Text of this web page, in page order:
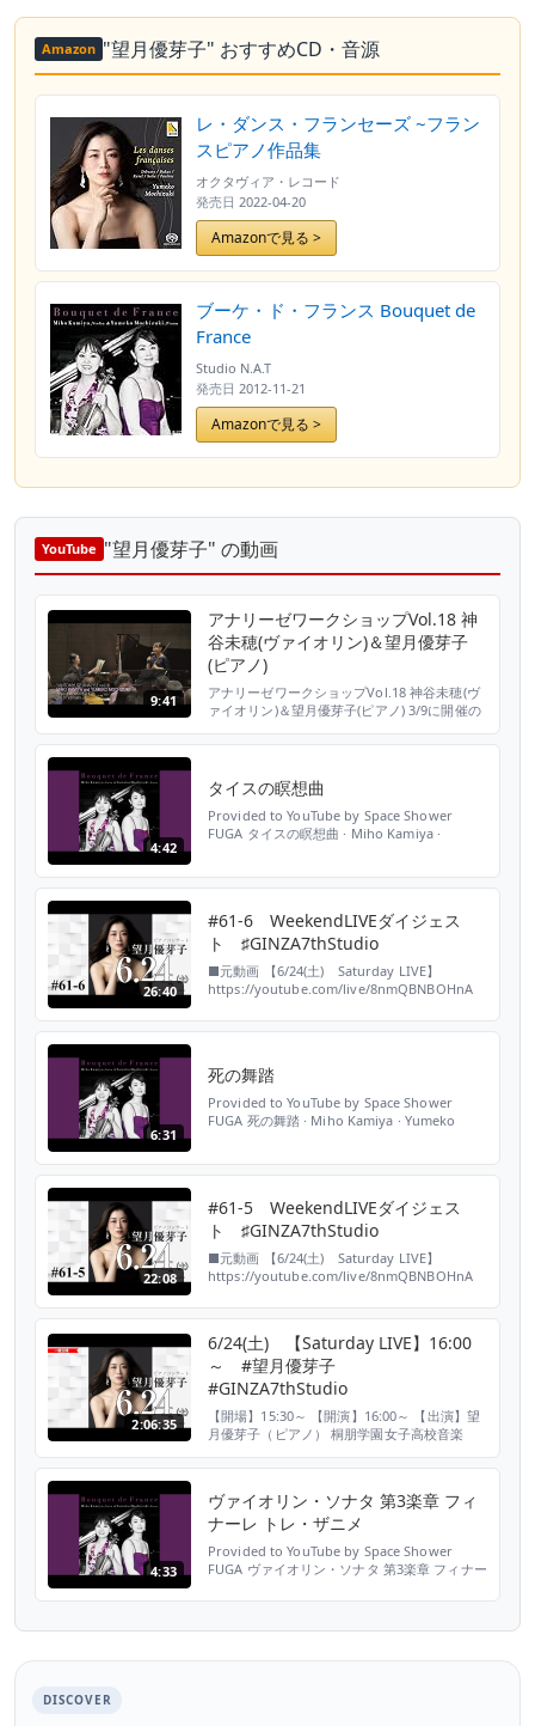
Amazon "望月優芽子" おすすめCD・音源
レ・ダンス・フランセーズ ~フラン
スピアノ作品集
オクタヴィア・レコード
発売日 2022-04-20
Amazonで見る >
ブーケ・ド・フランス Bouquet de
France
Studio N.A.T
発売日 2012-11-21
Amazonで見る >
YouTube "望月優芽子" の動画
9:41
アナリーゼワークショップVol.18 神
谷未穂(ヴァイオリン)＆望月優芽子
(ピアノ)
アナリーゼワークショップVol.18 神谷未穂(ヴ
ァイオリン)＆望月優芽子(ピアノ) 3/9に開催の
望月優芽子 日時：2018年2月22日(木) 19：00
～20：00 会場：サントミューゼ 大スタジオ
料金：入場無料（事前申し...
4:42
タイスの瞑想曲
Provided to YouTube by Space Shower
FUGA タイスの瞑想曲 · Miho Kamiya ·
26:40
#61-6 WeekendLIVEダイジェス
ト ♯GINZA7thStudio
■元動画 【6/24(土) Saturday LIVE】
https://youtube.com/live/8nmQBNBOHnA
イユ・国立地方音楽院、パリ・エコールノルマ
ル高等音楽院...
6:31
死の舞踏
Provided to YouTube by Space Shower
FUGA 死の舞踏 · Miho Kamiya · Yumeko
22:08
#61-5 WeekendLIVEダイジェス
ト ♯GINZA7thStudio
■元動画 【6/24(土) Saturday LIVE】
https://youtube.com/live/8nmQBNBOHnA
田正広各氏に師事。その後渡仏、パリとマルセ
イユ・国立地方音楽院、パリ・エコールノルマ
ル高等音楽院...
2:06:35
6/24(土) 【Saturday LIVE】16:00
～ #望月優芽子
#GINZA7thStudio
【開場】15:30～ 【開演】16:00～ 【出演】望
月優芽子（ピアノ） 桐朋学園女子高校音楽
立地方音楽院、パリ・エコールノルマル高等音
楽院にて、サンソン・フランソワ氏の唯一の弟
あたり、...
4:33
ヴァイオリン・ソナタ 第3楽章 フィ
ナーレ トレ・ザニメ
Provided to YouTube by Space Shower
FUGA ヴァイオリン・ソナタ 第3楽章 フィナー
DISCOVER